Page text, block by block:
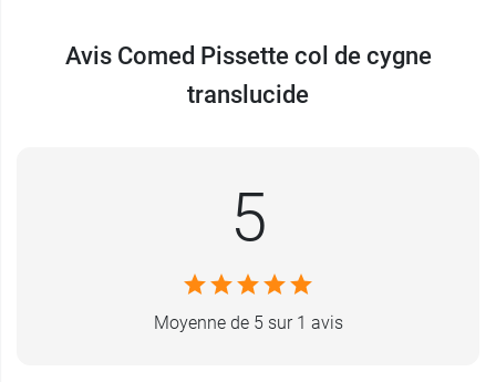
La pissette estlavable(avec un désinfectant
réutilisable.
Contenances disponibles : 100 ml et 250 ml
Autre récipient susceptible d'accompagner les
Avis Comed Pissette col de cygne
translucide
5
Moyenne de 5 sur 1 avis